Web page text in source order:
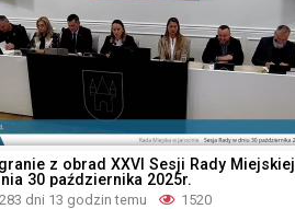
z obrad XXVI Sesji Rady Miejskiej
30 października 2025r.
283 dni 13 godzin temu 1520